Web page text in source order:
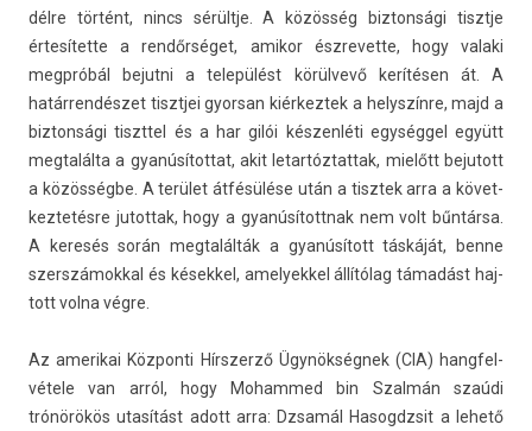
délre történt, nincs sérültje. A közösség bi­zton­sági tisztje
értesítette a rendőrséget, amikor észrevet­te, hogy valaki
megpróbál be­jut­ni a települést körülvevő kerítésen át. A
határrendészet tisztjei gyor­san kiér­keztek a helys­zínre, majd a
bi­zton­sági tiszttel és a har gilói készenléti egységgel együtt
meg­talál­ta a gyanúsítot­tat, akit letar­tóztat­tak, mielőtt be­jutott
a közösségbe. A terület átfésülése után a tisztek arra a követ­
keztetés­re jutot­tak, hogy a gyanúsítottnak nem volt bűntársa.
A keresés során meg­talál­ták a gyanúsított táskáját, benne
szerszámokk­al és kések­kel, amelyek­kel állítólag támadást haj­
tott volna végre.
Az amerikai Köz­ponti Hírszerző Ügynökségnek (CIA) han­gfel­
vétele van arról, hogy Moham­med bin Szalmán szaúdi
trónörökös utasítást adott arra: Dzsamál Hasogdzsit a lehető